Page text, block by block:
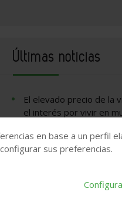
Últimas noticias
El elevado precio de la
el interés por vivir en
del Tribunal Supremo
general las
uso de locales a viviendas
en base a un perfil
sus preferencias.